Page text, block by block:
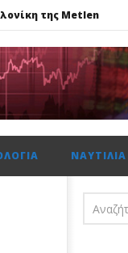
της Metlen
ΝΑΥΤΙΛΊΑ